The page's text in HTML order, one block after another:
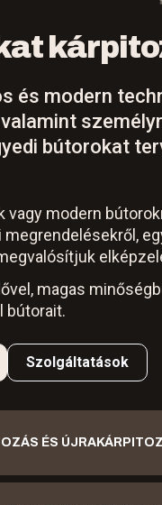
és modern
bútorokat
vagy modern
magas
bútorait.
Szolgáltatások
ÉS